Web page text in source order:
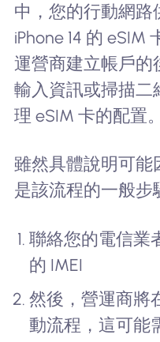
中，您的行動網路
iPhone 14 的 eSIM
運營商建立帳戶的
輸入資訊或掃描二
理 eSIM 卡的配置。
雖然具體說明可能
是該流程的一般步
聯絡您的電信業
的 IMEI
然後，營運商將
動流程，這可能